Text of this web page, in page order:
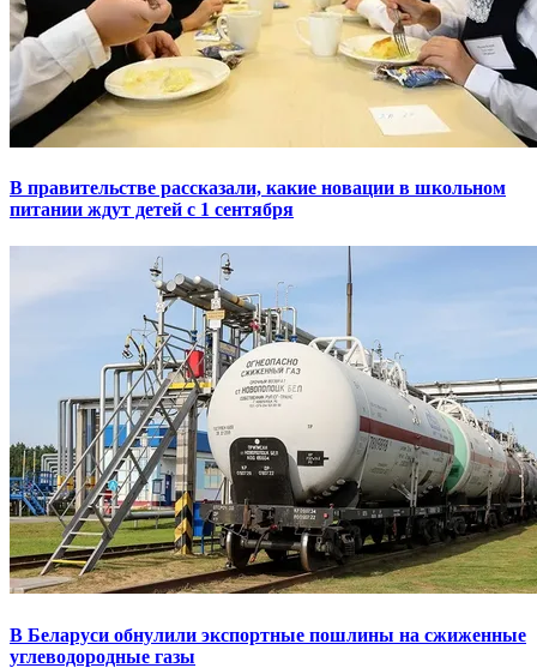
В правительстве рассказали, какие новации в школьном
питании ждут детей с 1 сентября
В Беларуси обнулили экспортные пошлины на сжиженные
углеводородные газы